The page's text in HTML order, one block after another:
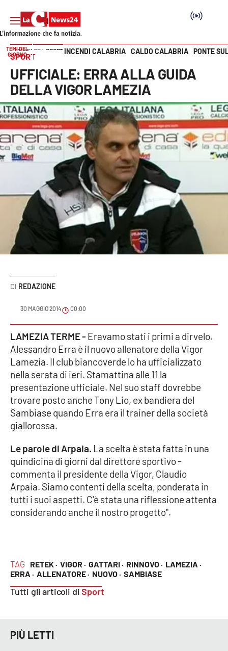
SEZIONI
Cronaca
Politica
Attualità
Economia e lavoro
Italia Mondo
Sanità
Cultura
Podcast
Meteo
Editoriali
VIDEO
Ambiente
Cronaca
Cultura
Economia e Lavoro
Vai
TEMI DEL
GIORNO
INCENDI CALABRIA CALDO CALABRIA PONTE
HOME PAGE SPORT
SPORT
UFFICIALE: ERRA ALLA GUIDA
DELLA VIGOR LAMEZIA
REDAZIONE
30 MAGGIO 2014 00:00
TAG RETEK · VIGOR · GATTARI · RINNOVO · LAMEZIA ·
ERRA · ALLENATORE · NUOVO · SAMBIASE
Tutti gli articoli diSport
LAMEZIA TERME - Eravamo stati i primi a dirvelo.
Alessandro Erra è il nuovo allenatore della Vigor
Lamezia. Il club biancoverde lo ha ufficializzato
nella serata di ieri. Stamattina alle 11 la
presentazione ufficiale. Nel suo staff dovrebbe
trovare posto anche Tony Lio, ex bandiera del
Sambiase quando Erra era il trainer della società
giallorossa.
Le parole di Arpaia. La scelta è stata fatta in una
quindicina di giorni dal direttore sportivo -
commenta il presidente della Vigor, Claudio
Arpaia. Siamo contenti della scelta, ponderata in
tutti i suoi aspetti. C'è stata una riflessione attenta
considerando anche il nostro progetto".
PIÙ LETTI